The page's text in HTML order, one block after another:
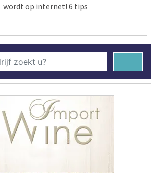
wordt op internet! 6 tips